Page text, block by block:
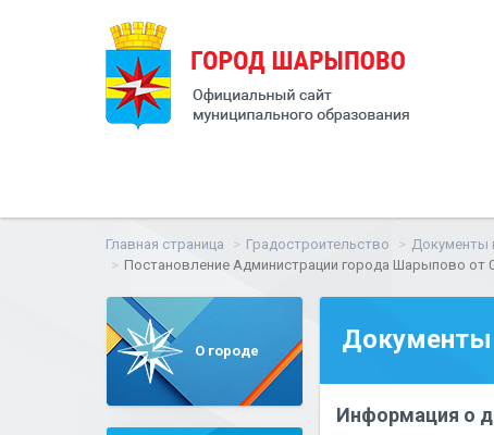
Главная страница Градостроительство
Документы
Постановление Администрации города Шарыпово от
О городе Документы
Информация о